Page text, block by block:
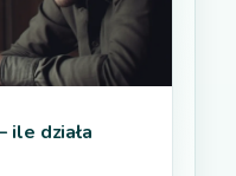
ile działa